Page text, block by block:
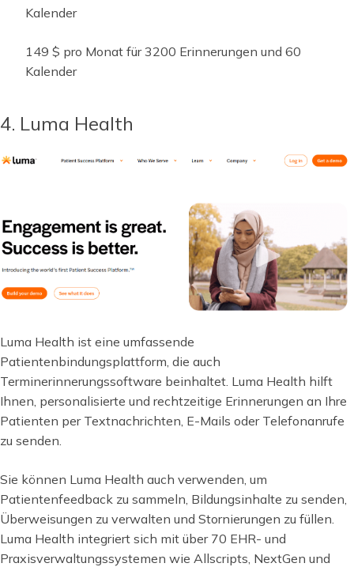
Kalender
149 $ pro Monat für 3200 Erinnerungen und 60
Kalender
4. Luma Health
Luma Health ist eine umfassende
Patientenbindungsplattform, die auch
Terminerinnerungssoftware beinhaltet. Luma Health hilft
Ihnen, personalisierte und rechtzeitige Erinnerungen an Ihre
Patienten per Textnachrichten, E-Mails oder Telefonanrufe
zu senden.
Sie können Luma Health auch verwenden, um
Patientenfeedback zu sammeln, Bildungsinhalte zu senden,
Überweisungen zu verwalten und Stornierungen zu füllen.
Luma Health integriert sich mit über 70 EHR- und
Praxisverwaltungssystemen wie Allscripts, NextGen und